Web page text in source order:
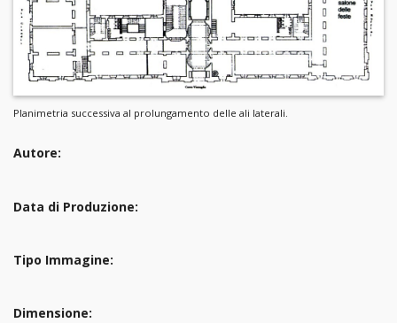
Planimetria successiva al prolungamento delle ali laterali.
Autore:
Data di Produzione:
Tipo Immagine:
Dimensione: